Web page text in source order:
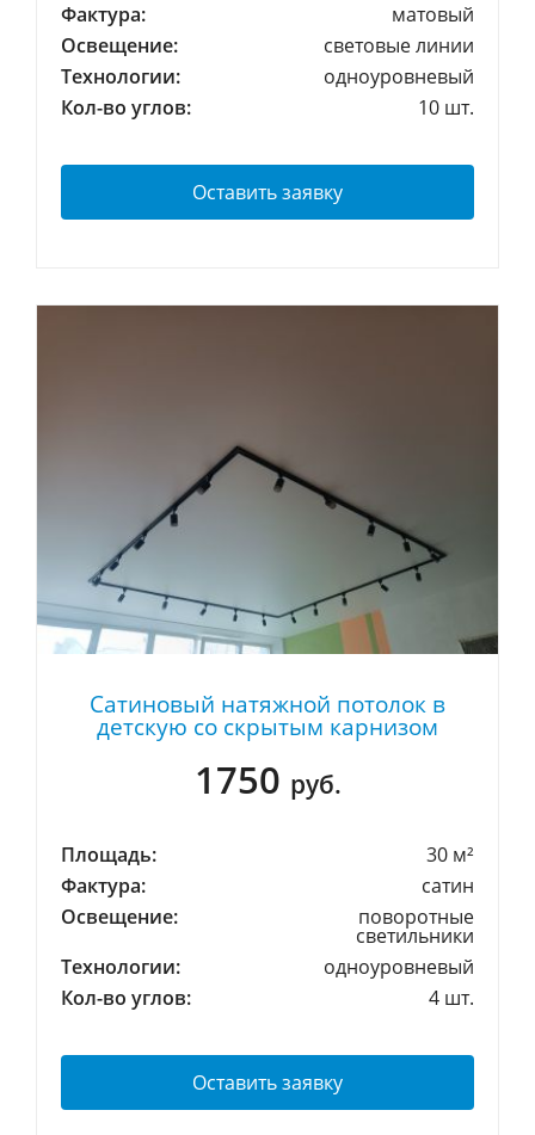
Фактура:
матовый
Освещение:
световые линии
Технологии:
одноуровневый
Кол-во углов:
10 шт.
Оставить заявку
Сатиновый натяжной потолок в
детскую со скрытым карнизом
1750 руб.
Площадь:
30 м²
Фактура:
сатин
Освещение:
поворотные
светильники
Технологии:
одноуровневый
Кол-во углов:
4 шт.
Оставить заявку